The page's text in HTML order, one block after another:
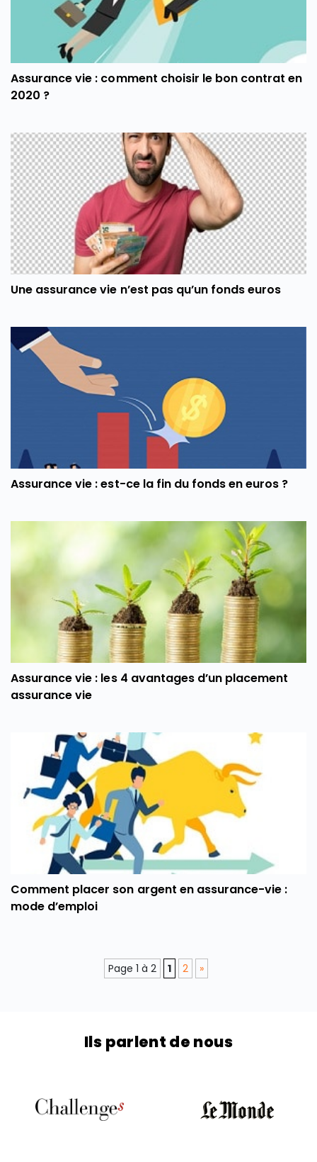
Assurance vie : comment choisir le bon contrat en
2020 ?
Une assurance vie n’est pas qu’un fonds euros
Assurance vie : est-ce la fin du fonds en euros ?
Assurance vie : les 4 avantages d’un placement
assurance vie
Comment placer son argent en assurance-vie :
mode d’emploi
Page 1 à 2 1 2 »
Ils parlent de nous